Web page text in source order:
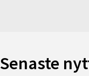
Senaste